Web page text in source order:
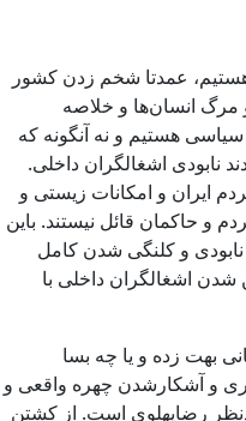
عمدتا شخم زدن کشور
مرگ انسان‌ها و خلاصه
هستیم و نه آنگونه که
نابودی اشغالگران داخلی.
ایران و امکانات زیستی و
و حاکمان قائل نیستند. باین
و کلنگی شدن کامل
اشغالگران داخلی با
بهت زده و یا چه بسا
و آشکارشدن چهره واقعی و
رضاپهلوی است. از کشتن